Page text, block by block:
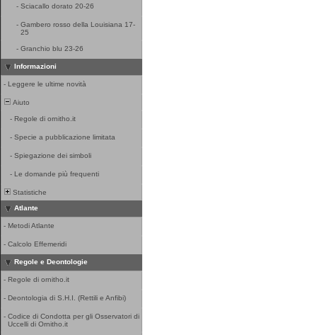
- Sciacallo dorato 20-26
- Gambero rosso della Louisiana 17-
25
- Granchio blu 23-26
Informazioni
- Leggere le ultime novità
Aiuto
- Regole di ornitho.it
- Specie a pubblicazione limitata
- Spiegazione dei simboli
- Le domande più frequenti
Statistiche
Atlante
- Metodi Atlante
- Calcolo Effemeridi
Regole e Deontologie
- Regole di ornitho.it
- Deontologia di S.H.I. (Rettili e Anfibi)
- Codice di Condotta per gli Osservatori di
Uccelli di Ornitho.it